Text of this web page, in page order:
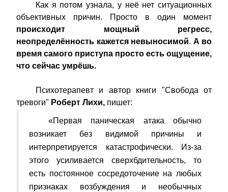
Как я потом узнала, у неё нет ситуационных
объективных причин. Просто в один момент
происходит мощный регресс,
неопределённость кажется невыносимой. А во
время самого приступа просто есть ощущение,
что сейчас умрёшь.
Психотерапевт и автор книги "Свобода от
тревоги" Роберт Лихи, пишет:
«Первая паническая атака обычно
возникает без видимой причины и
интерпретируется катастрофически. Из-за
этого усиливается сверхбдительность, то
есть постоянное сосредоточение на любых
признаках возбуждения и необычных